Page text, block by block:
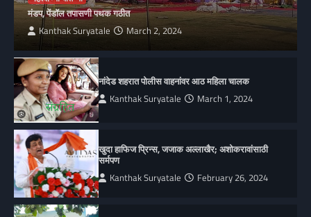
मंडप, पेंडॉल तपासणी पथक गठीत
Kanthak Suryatale March 2, 2024
नांदेड शहरात पोलीस वाहनांवर आठ महिला चालक
Kanthak Suryatale March 1, 2024
खुदा हाफिज प्रिन्स, जजाक अल्लाखैर; अशोकरावांसाठी
सर्मपण
Kanthak Suryatale February 26, 2024